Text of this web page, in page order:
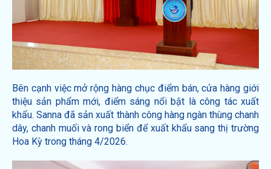
Bên cạnh việc mở rộng hàng chục điểm bán, cửa hàng giới
thiệu sản phẩm mới, điểm sáng nổi bật là công tác xuất
khẩu. Sanna đã sản xuất thành công hàng ngàn thùng chanh
dây, chanh muối và rong biển để xuất khẩu sang thị trường
Hoa Kỳ trong tháng 4/2026.